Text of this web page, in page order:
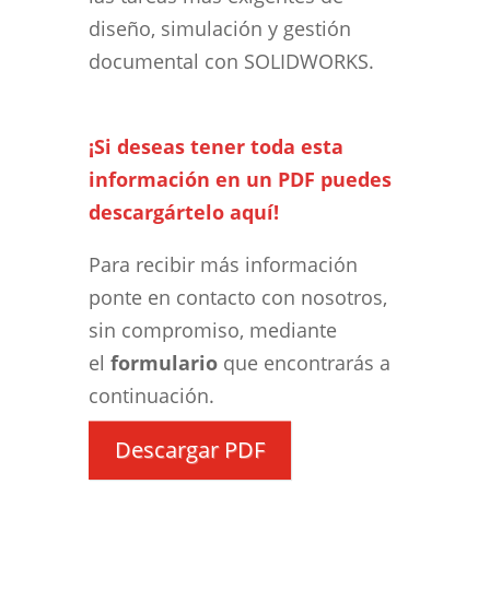
diseño, simulación y gestión
documental con SOLIDWORKS.
¡Si deseas tener toda esta
información en un PDF puedes
descargártelo aquí!
Para recibir más información
ponte en contacto con nosotros,
sin compromiso, mediante
el formularioque encontrarás a
continuación.
Descargar PDF